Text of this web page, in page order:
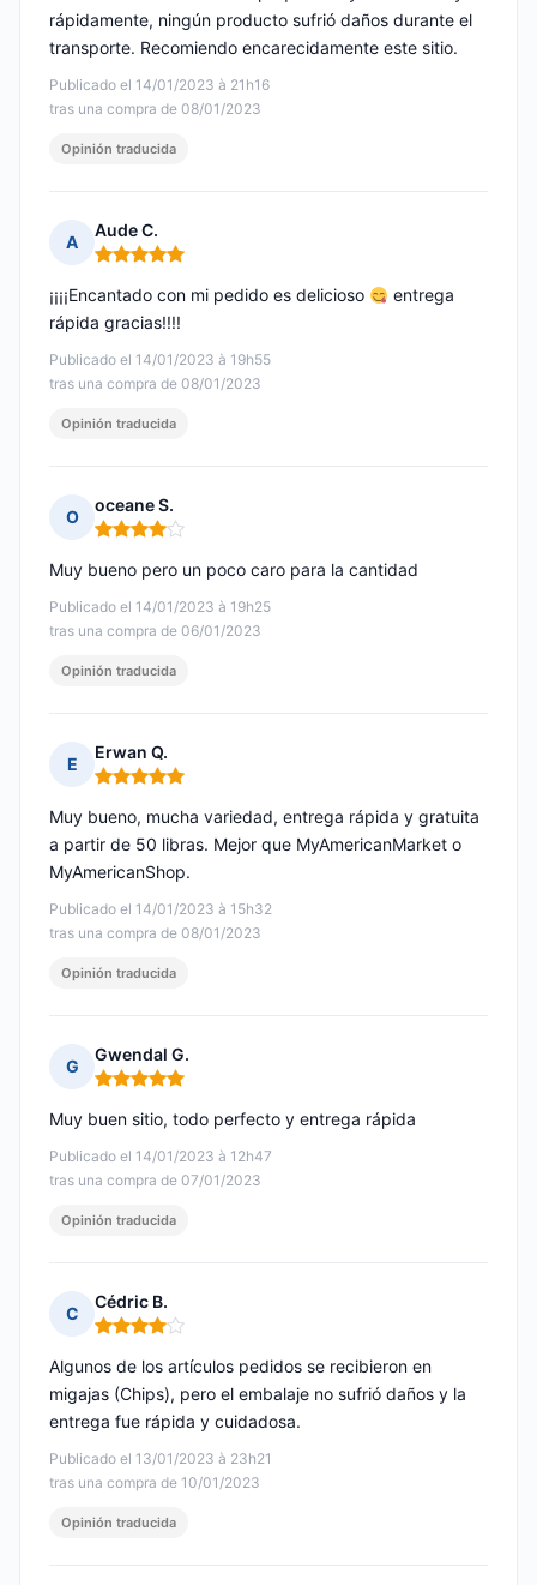
Publicado el 14/01/2023 à 21h16
tras una compra de 08/01/2023
rápidamente, ningún producto sufrió daños durante el
transporte. Recomiendo encarecidamente este sitio.
Opinión traducida
A
Aude C.
Nota: 5 de 5
Publicado el 14/01/2023 à 19h55
tras una compra de 08/01/2023
¡¡¡¡Encantado con mi pedido es delicioso
entrega
rápida gracias!!!!
Opinión traducida
O
oceane S.
Nota: 4 de 5
Publicado el 14/01/2023 à 19h25
tras una compra de 06/01/2023
Muy bueno pero un poco caro para la cantidad
Opinión traducida
E
Erwan Q.
Nota: 5 de 5
Publicado el 14/01/2023 à 15h32
tras una compra de 08/01/2023
Muy bueno, mucha variedad, entrega rápida y gratuita
a partir de 50 libras. Mejor que MyAmericanMarket o
MyAmericanShop.
Opinión traducida
G
Gwendal G.
Nota: 5 de 5
Publicado el 14/01/2023 à 12h47
tras una compra de 07/01/2023
Muy buen sitio, todo perfecto y entrega rápida
Opinión traducida
C
Cédric B.
Nota: 4 de 5
Publicado el 13/01/2023 à 23h21
tras una compra de 10/01/2023
Algunos de los artículos pedidos se recibieron en
migajas (Chips), pero el embalaje no sufrió daños y la
entrega fue rápida y cuidadosa.
Opinión traducida